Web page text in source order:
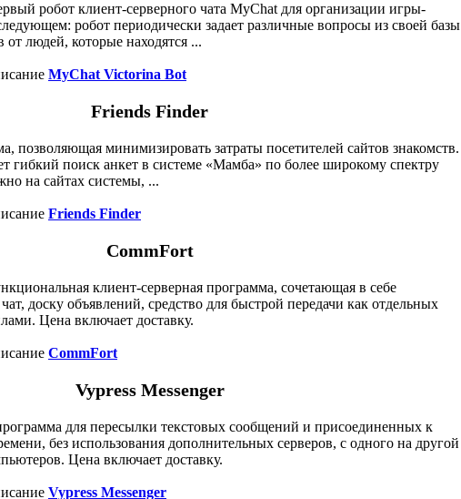
робот клиент-серверного чата MyChat для организации игры-
робот периодически задает различные вопросы из своей базы
людей, которые находятся ...
MyChat Victorina Bot
Friends Finder
позволяющая минимизировать затраты посетителей сайтов знакомств.
гибкий поиск анкет в системе «Мамба» по более широкому спектру
на сайтах системы, ...
Friends Finder
CommFort
клиент-серверная программа, сочетающая в себе
доску объявлений, средство для быстрой передачи как отдельных
Цена включает доставку.
CommFort
Vypress Messenger
для пересылки текстовых сообщений и присоединенных к
без использования дополнительных серверов, с одного на другой
Цена включает доставку.
Vypress Messenger